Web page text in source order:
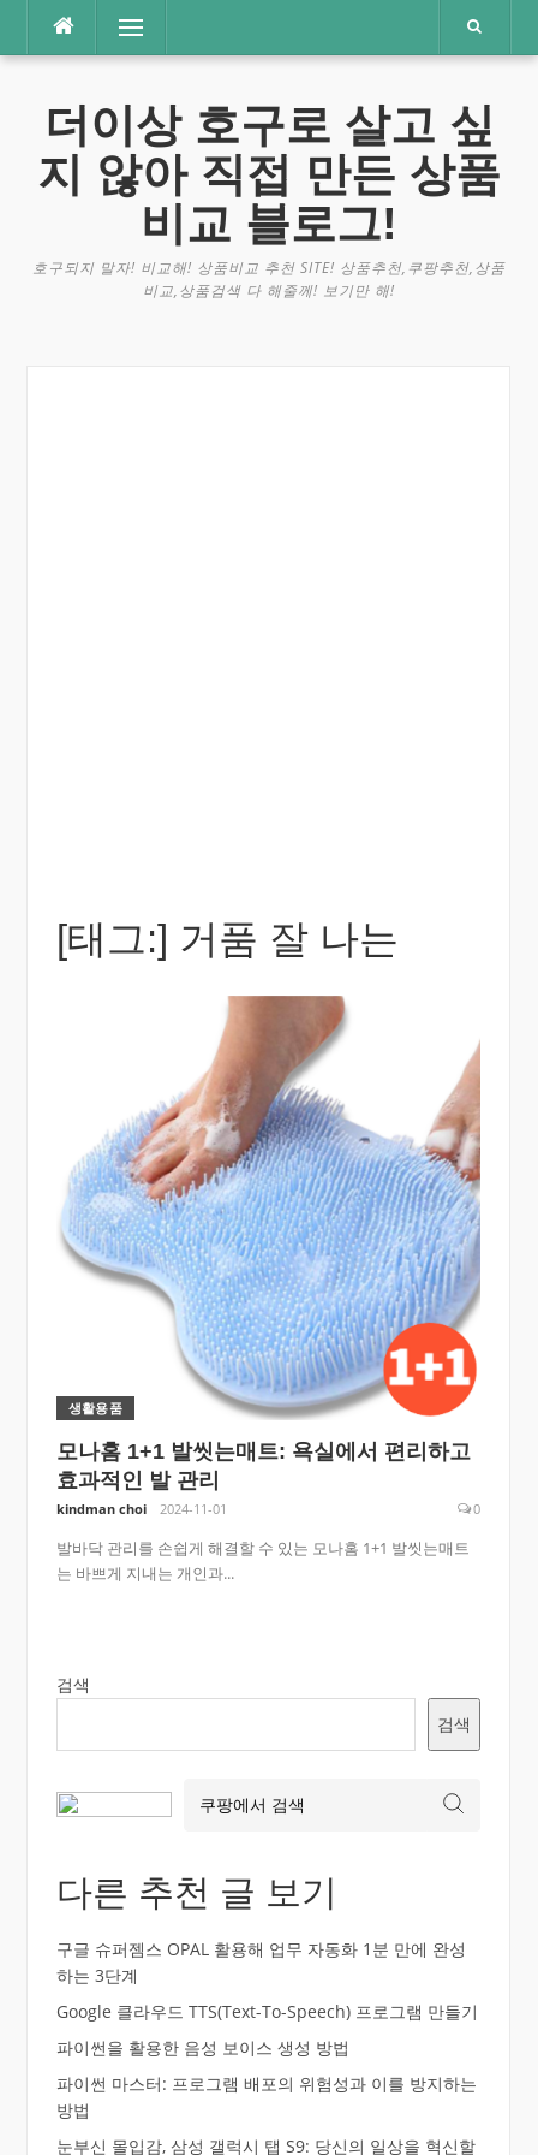
츠
메뉴
더이상 호구로 살고 싶
지 않아 직접 만든 상품
비교 블로그!
호구되지 말자! 비교해! 상품비교 추천 SITE! 상품추천,쿠팡추천,상품
비교,상품검색 다 해줄께! 보기만 해!
[태그:] 거품 잘 나는
생활용품
모나홈 1+1 발씻는매트: 욕실에서 편리하고
효과적인 발 관리
kindman choi 2024-11-01 0
발바닥 관리를 손쉽게 해결할 수 있는 모나홈 1+1 발씻는매트
는 바쁘게 지내는 개인과...
검색
검색
다른 추천 글 보기
구글 슈퍼젬스 OPAL 활용해 업무 자동화 1분 만에 완성
하는 3단계
Google 클라우드 TTS(Text-To-Speech) 프로그램 만들기
파이썬을 활용한 음성 보이스 생성 방법
파이썬 마스터: 프로그램 배포의 위험성과 이를 방지하는
방법
눈부신 몰입감, 삼성 갤럭시 탭 S9: 당신의 일상을 혁신할